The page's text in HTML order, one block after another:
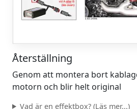
Återställning
Genom att montera bort
motorn och blir helt original
Vad är en effektbox? (Läs mer...)